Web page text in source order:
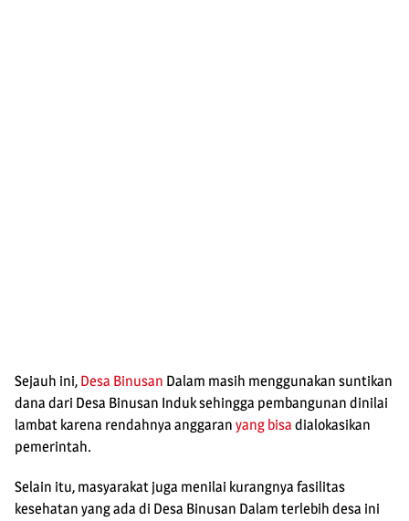
Sejauh ini, Desa Binusan Dalam masih menggunakan suntikan
dana dari Desa Binusan Induk sehingga pembangunan dinilai
lambat karena rendahnya anggaran yang bisa dialokasikan
pemerintah.
Selain itu, masyarakat juga menilai kurangnya fasilitas
kesehatan yang ada di Desa Binusan Dalam terlebih desa ini